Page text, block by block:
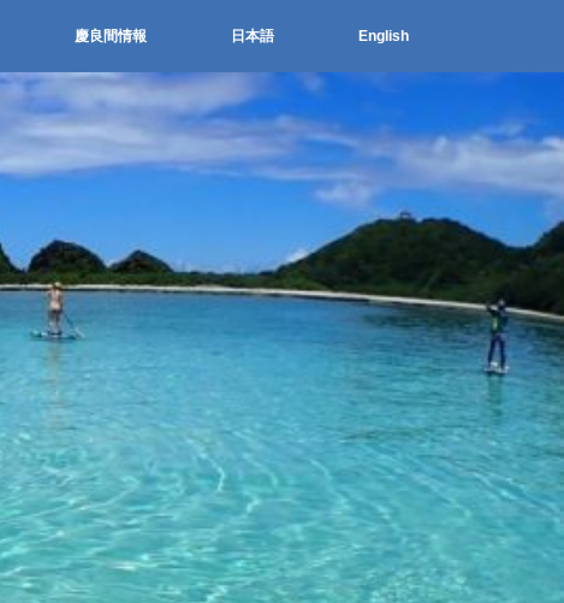
慶良間情報 日本語 English